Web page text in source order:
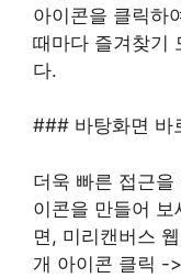
아이콘을 클릭하
때마다 즐겨찾기
다.
### 바탕화면 바
더욱 빠른 접근
이콘을 만들어
면, 미리캔버스
개 아이콘 클릭 ->